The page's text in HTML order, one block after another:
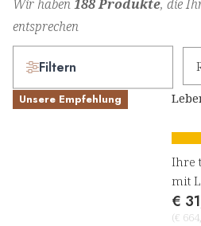
Wir haben188 Produkte, die
entsprechen
Filtern
Unsere Empfehlung
Ihre
mit
€
(€